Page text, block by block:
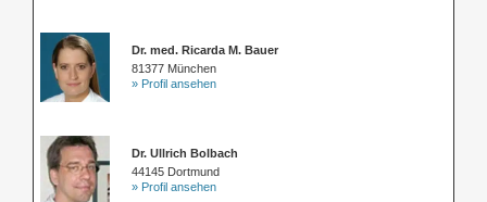
Dr. med. Ricarda M. Bauer
81377 München
» Profil ansehen
Dr. Ullrich Bolbach
44145 Dortmund
» Profil ansehen